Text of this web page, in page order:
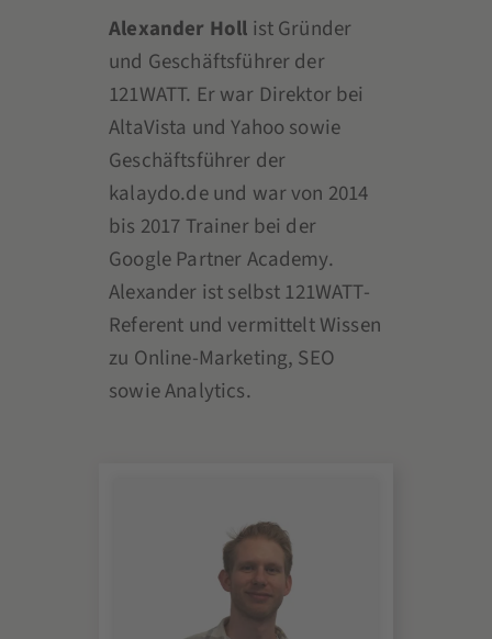
Alexander Holl ist Gründer
und Geschäftsführer der
121WATT. Er war Direktor bei
AltaVista und Yahoo sowie
Geschäftsführer der
kalaydo.de und war von 2014
bis 2017 Trainer bei der
Google Partner Academy.
Alexander ist selbst 121WATT-
Referent und vermittelt Wissen
zu Online-Marketing, SEO
sowie Analytics.